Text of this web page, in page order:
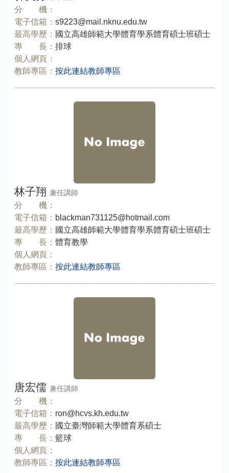
分 機：
電子信箱： s9223@mail.nknu.edu.tw
最高學歷： 國立高雄師範大學體育學系體育碩士班碩士
專 長： 排球
個人網頁：
教師專區： 按此連結教師專區
林子翔 兼任講師
分 機：
電子信箱： blackman731125@hotmail.com
最高學歷： 國立高雄師範大學體育學系體育碩士班碩士
專 長： 體育教學
個人網頁：
教師專區： 按此連結教師專區
唐宏儒 兼任講師
分 機：
電子信箱： ron@hcvs.kh.edu.tw
最高學歷： 國立臺灣師範大學體育系碩士
專 長： 籃球
個人網頁：
教師專區： 按此連結教師專區